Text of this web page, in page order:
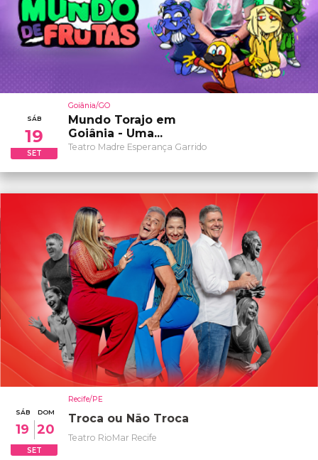
SÁB
19
SET
Goiânia/GO
Mundo Torajo em
Goiânia - Uma...
Teatro Madre Esperança Garrido
SÁB
19
DOM
20
SET
Recife/PE
Troca ou Não Troca
Teatro RioMar Recife